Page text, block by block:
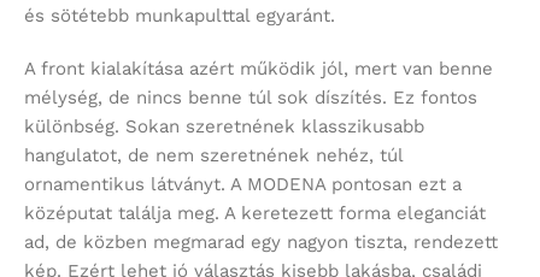
és sötétebb munkapulttal egyaránt.
A front kialakítása azért működik jól, mert van benne
mélység, de nincs benne túl sok díszítés. Ez fontos
különbség. Sokan szeretnének klasszikusabb
hangulatot, de nem szeretnének nehéz, túl
ornamentikus látványt. A MODENA pontosan ezt a
középutat találja meg. A keretezett forma eleganciát
ad, de közben megmarad egy nagyon tiszta, rendezett
kép. Ezért lehet jó választás kisebb lakásba, családi